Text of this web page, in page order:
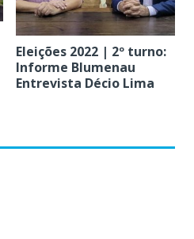
Eleições 2022 | 2º turno:
Informe Blumenau
Entrevista Décio Lima